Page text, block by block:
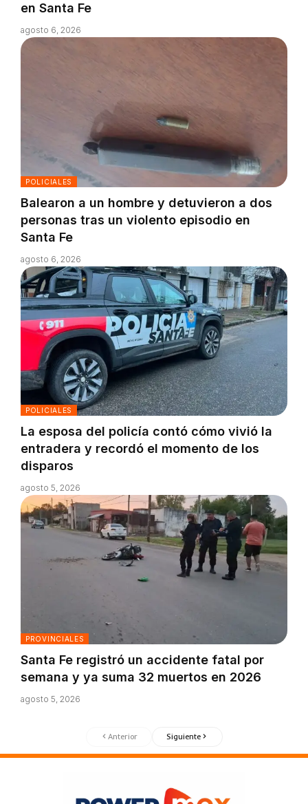
en Santa Fe
agosto 6, 2026
POLICIALES
Balearon a un hombre y detuvieron a dos
personas tras un violento episodio en
Santa Fe
agosto 6, 2026
POLICIALES
La esposa del policía contó cómo vivió la
entradera y recordó el momento de los
disparos
agosto 5, 2026
PROVINCIALES
Santa Fe registró un accidente fatal por
semana y ya suma 32 muertos en 2026
agosto 5, 2026
Anterior Siguiente